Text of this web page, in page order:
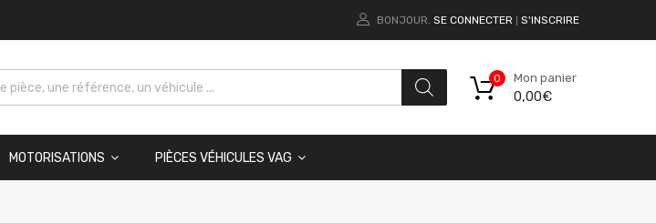
BONJOUR. SE CONNECTER S'INSCRIRE
Mon panier
0,00€
0
MOTORISATIONS PIÈCES VÉHICULES VAG